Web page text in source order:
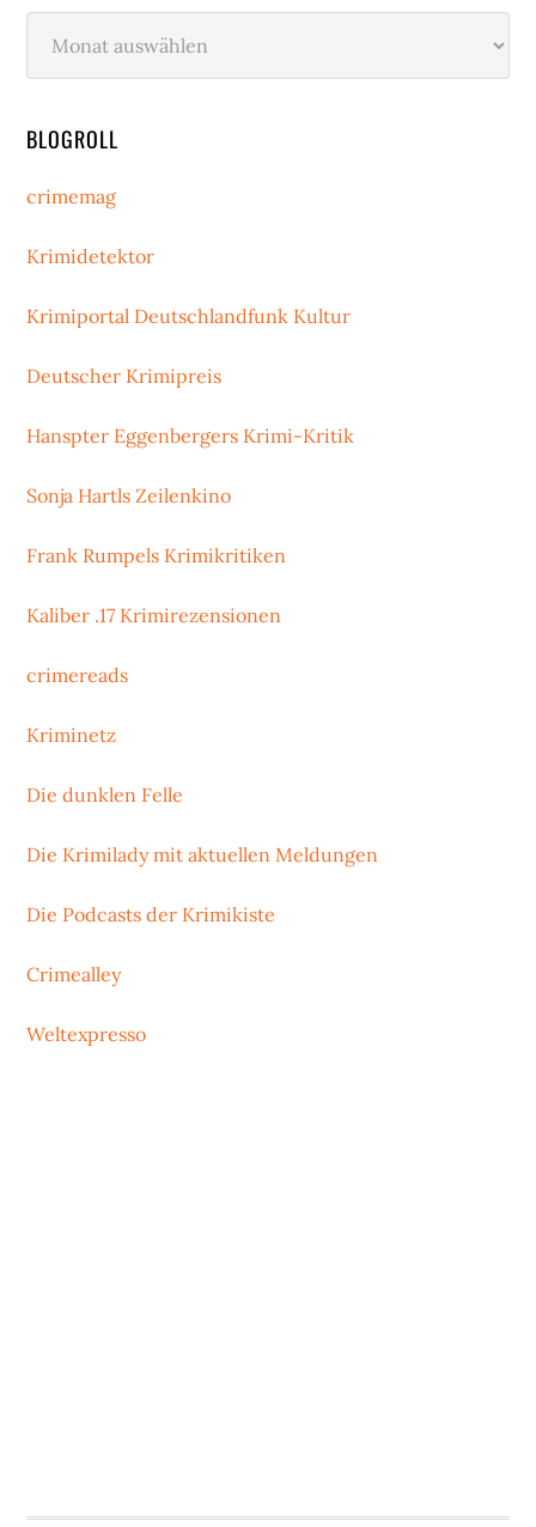
BLOGROLL
crimemag
Krimidetektor
Krimiportal Deutschlandfunk Kultur
Deutscher Krimipreis
Hanspter Eggenbergers Krimi-Kritik
Sonja Hartls Zeilenkino
Frank Rumpels Krimikritiken
Kaliber .17 Krimirezensionen
crimereads
Kriminetz
Die dunklen Felle
Die Krimilady mit aktuellen Meldungen
Die Podcasts der Krimikiste
Crimealley
Weltexpresso